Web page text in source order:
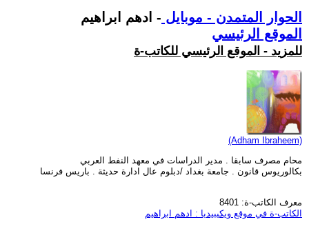
الحوار المتمدن - موبايل - ادهم ابراهيم
الموقع الرئيسي
للمزيد - الموقع الرئيسي للكاتب-ة
(Adham Ibraheem)
محام مصرف سابقا . مدير الدراسات في معهد النفط العربي
بكالوريوس قانون . جامعة بغداد /دبلوم عال ادارة حديثة . باريس فرنسا
معرف الكاتب-ة: 8401
الكاتب-ة في موقع ويكيبيديا : ادهم ابراهيم